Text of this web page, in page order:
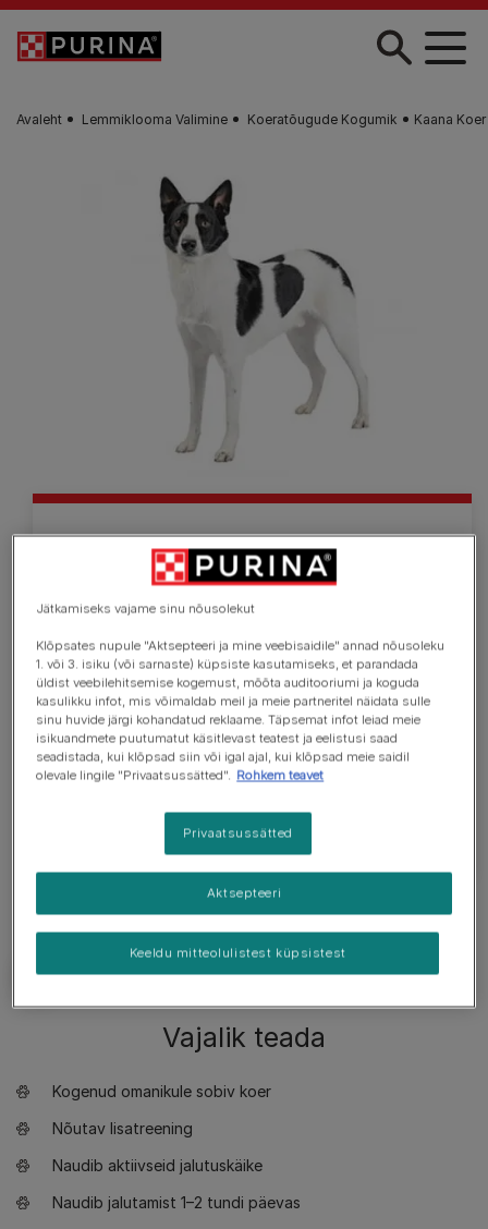
Liigu edasi põhisisu juurde
Avaleht Lemmiklooma Valimine Koeratõugude Kogumik Kaana Koer
Kaana koer
Kaana koer on keskmise suurusega „kandiline“
koer, kes on välimuselt spitsisarnane. Neil on rohke
ja tihe karv ja saba, mis on selja kohal rõngas, kui
koer on erutunud või liikumas. Nende karm ja
lühikese või keskmise pikkusega karv võib olla eri
värvustes, liivakarva kuni punakaspruunini, valge
või must. Ideaalis on Kaana koera turjakõrgus 50–
Vajalik teada
Kogenud omanikule sobiv koer
Nõutav lisatreening
Naudib aktiivseid jalutuskäike
Naudib jalutamist 1–2 tundi päevas
Jätkamiseks vajame sinu nõusolekut
Klõpsates nupule "Aktsepteeri ja mine veebisaidile" annad nõusoleku
1. või 3. isiku (või sarnaste) küpsiste kasutamiseks, et parandada
üldist veebilehitsemise kogemust, mõõta auditooriumi ja koguda
kasulikku infot, mis võimaldab meil ja meie partneritel näidata sulle
sinu huvide järgi kohandatud reklaame. Täpsemat infot leiad meie
isikuandmete puutumatut käsitlevast teatest ja eelistusi saad
seadistada, kui klõpsad siin või igal ajal, kui klõpsad meie saidil
olevale lingile "Privaatsussätted". Rohkem teavet
Privaatsussätted
Keeldu mitteolulistest küpsistest
Aktsepteeri